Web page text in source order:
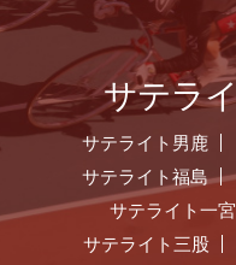
サテラ
サテライト男鹿
サテライト福島
サテライト一宮
サテライト三股